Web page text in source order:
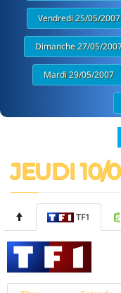
Vendredi 25/05/2007
Dimanche 27/05/
Mardi 29/05/2007
JEUDI 10/
TF1